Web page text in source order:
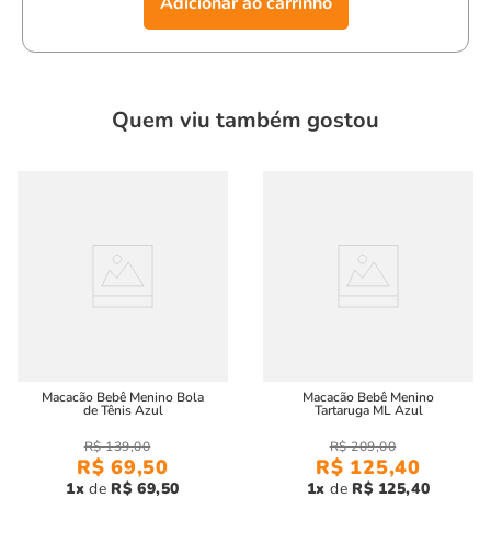
estilo
Quem viu também gostou
Macacão Bebê Menino Bola
de Tênis Azul
R$ 139,00
R$ 69,50
1 R$ 69,50
Macacão Bebê Menino
Tartaruga ML Azul
R$ 209,00
R$ 125,40
1 R$ 125,40